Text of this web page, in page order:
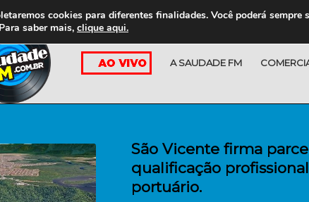
A SAUDADE FM
São Vicente firma
qualificação
portuário.
cookies para diferentes finalidades. Você poderá
saber mais, clique aqui.